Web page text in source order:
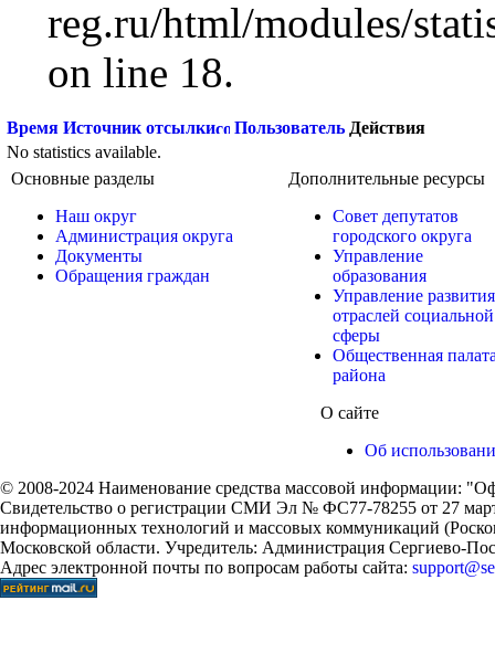
reg.ru/html/modules/
on line 18.
Время Источник отсылки Пользователь Действия
No statistics available.
Основные разделы
Наш округ
Администрация округа
Документы
Обращения граждан
Дополнительные ресурсы
Совет депутатов
городского округа
Управление
образования
Управление развития
отраслей социальной
сферы
Общественная
района
О сайте
Об
© 2008-2024 Наименование средства массовой информации:
Свидетельство о регистрации СМИ Эл № ФС77-78255 от 27
информационных технологий и массовых коммуникаций
Московской области. Учредитель: Администрация Сергиево-
Адрес электронной почты по вопросам работы сайта: